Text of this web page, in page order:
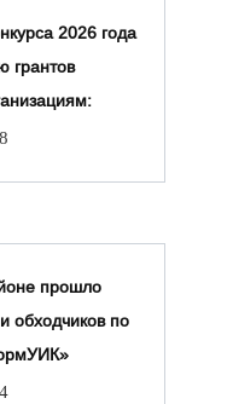
2026 года
грантов
прошло
обходчиков по